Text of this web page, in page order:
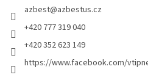
azbest@azbestus.cz
+420 777 319 040
+420 352 623 149
https://www.facebook.com/